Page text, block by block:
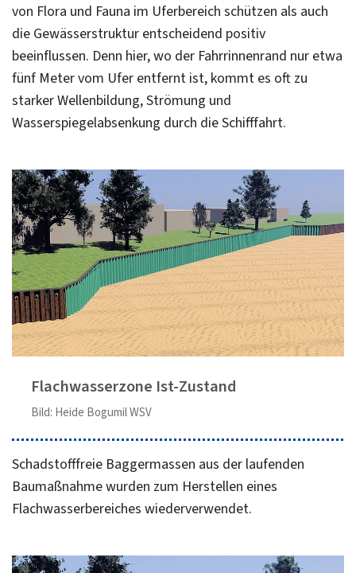
von Flora und Fauna im Uferbereich schützen als auch
die Gewässerstruktur entscheidend positiv
beeinflussen. Denn hier, wo der Fahrrinnenrand nur etwa
fünf Meter vom Ufer entfernt ist, kommt es oft zu
starker Wellenbildung, Strömung und
Wasserspiegelabsenkung durch die Schifffahrt.
Flachwasserzone Ist-Zustand
Bild: Heide Bogumil WSV
Schadstofffreie Baggermassen aus der laufenden
Baumaßnahme wurden zum Herstellen eines
Flachwasserbereiches wiederverwendet.